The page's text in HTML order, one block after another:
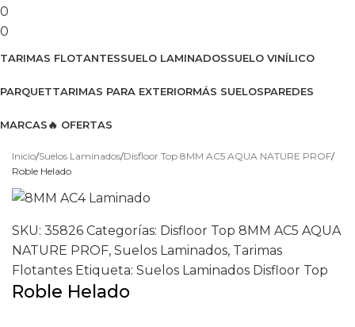
0
0
TARIMAS FLOTANTESSUELO LAMINADOSSUELO VINÍLICO
PARQUETTARIMAS PARA EXTERIORMÁS SUELOSPAREDES
MARCAS🔥 OFERTAS
Ver catálogo 2026
Inicio Suelos Laminados Disfloor Top 8MM AC5 AQUA NATURE PROF
Roble Helado
SKU: 35826 Categorías: Disfloor Top 8MM AC5 AQUA
NATURE PROF, Suelos Laminados, Tarimas
Flotantes Etiqueta: Suelos Laminados Disfloor Top
Roble Helado